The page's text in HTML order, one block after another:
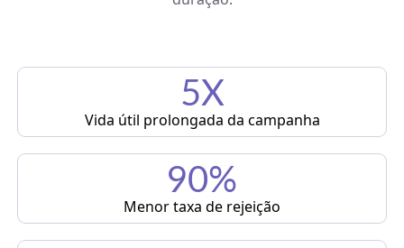
5X
Vida útil prolongada da campanha
90%
Menor taxa de rejeição